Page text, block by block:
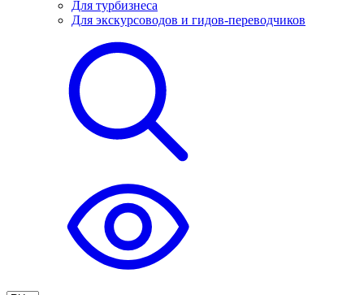
Для турбизнеса
Для экскурсоводов и гидов-переводчиков